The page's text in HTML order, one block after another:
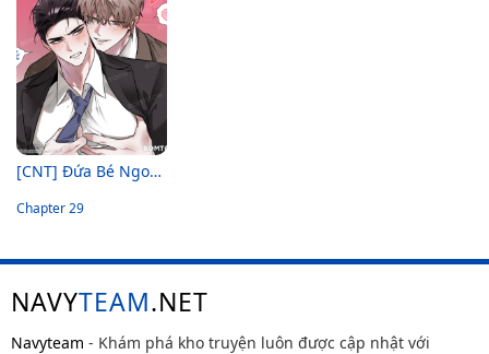
[CNT] Đứa Bé Ngoài Ý Muốn
Chapter 29
NAVYTEAM.NET
Navyteam - Khám phá kho truyện luôn được cập nhật với